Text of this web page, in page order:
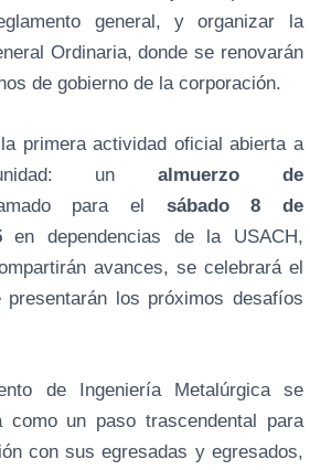
general, y organizar la
Ordinaria, donde se renovarán
de gobierno de la corporación.
primera actividad oficial abierta a
unalmuerzo de
para el sábado 8 de
en dependencias de la USACH,
avances, se celebrará el
los próximos desafíos
de Ingeniería Metalúrgica se
como un paso trascendental para
con sus egresadas y egresados,